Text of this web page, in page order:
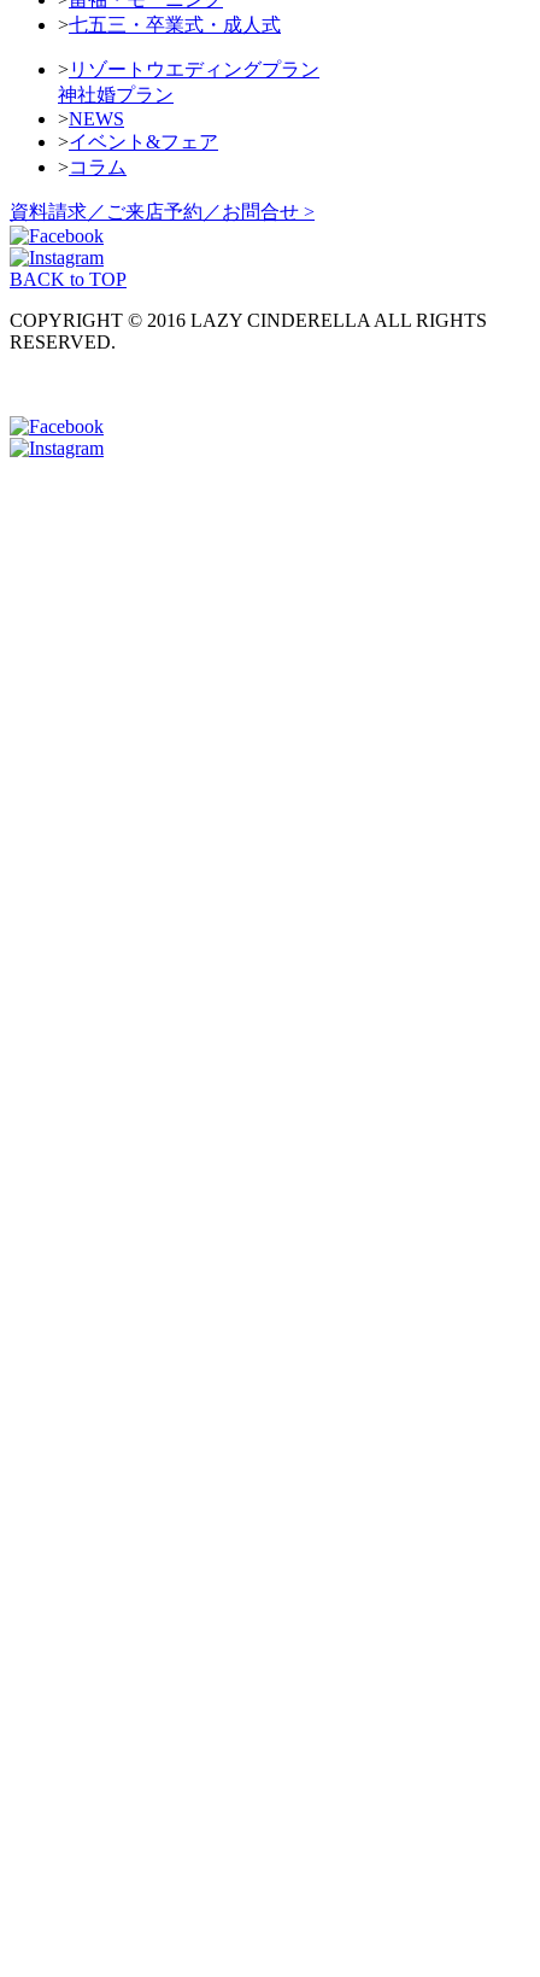
>七五三・卒業式・成人式
>リゾートウエディングプラン
神社婚プラン
>NEWS
>イベント&フェア
>コラム
資料請求／ご来店予約／お問合せ >
BACK to TOP
COPYRIGHT © 2016 LAZY CINDERELLA ALL RIGHTS
RESERVED.